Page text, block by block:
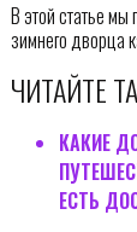
В этой статье мы
зимнего дворца
ЧИТАЙТЕ
КАКИЕ
ЕСТЬ